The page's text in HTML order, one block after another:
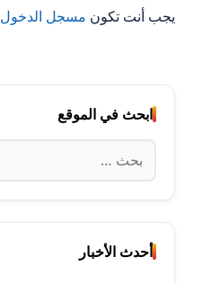
يجب أنت تكون مسجل الدخول
ابحث في الموقع
البحث
عن:
أحدث الأخبار